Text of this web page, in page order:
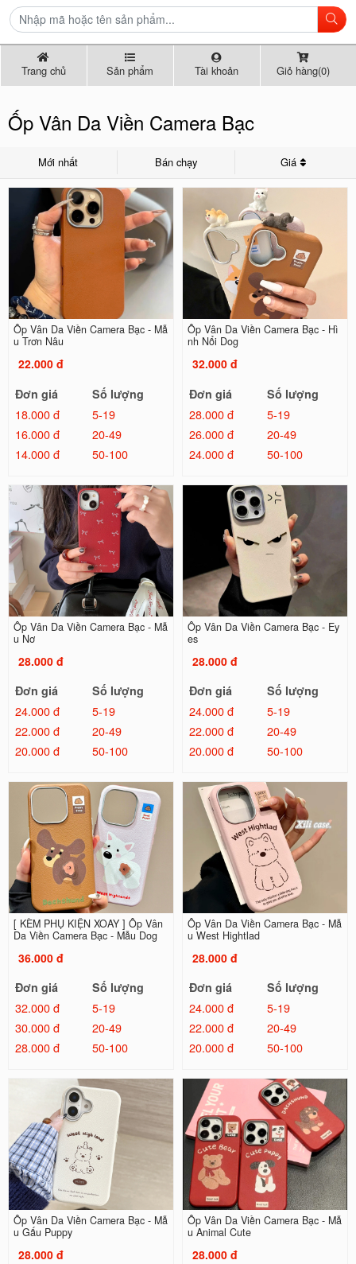
Trang chủ Sản phẩm Tài khoản Giỏ hàng(0)
Ốp Vân Da Viền Camera Bạc
Mới nhất Bán chạy Giá
Ốp Vân Da Viền Camera Bạc - Mẫ
u Trơn Nâu
22.000 đ
Đơn giá
Số lượng
18.000 đ
5-19
16.000 đ
20-49
14.000 đ
50-100
Ốp Vân Da Viền Camera Bạc - Hì
nh Nổi Dog
32.000 đ
Đơn giá
Số lượng
28.000 đ
5-19
26.000 đ
20-49
24.000 đ
50-100
Ốp Vân Da Viền Camera Bạc - Mẫ
u Nơ
28.000 đ
Đơn giá
Số lượng
24.000 đ
5-19
22.000 đ
20-49
20.000 đ
50-100
Ốp Vân Da Viền Camera Bạc - Ey
es
28.000 đ
Đơn giá
Số lượng
24.000 đ
5-19
22.000 đ
20-49
20.000 đ
50-100
[ KÈM PHỤ KIỆN XOAY ] Ốp Vân
Da Viền Camera Bạc - Mẫu Dog
36.000 đ
Đơn giá
Số lượng
32.000 đ
5-19
30.000 đ
20-49
28.000 đ
50-100
Ốp Vân Da Viền Camera Bạc - Mẫ
u West Hightlad
28.000 đ
Đơn giá
Số lượng
24.000 đ
5-19
22.000 đ
20-49
20.000 đ
50-100
Ốp Vân Da Viền Camera Bạc - Mẫ
u Gấu Puppy
28.000 đ
Ốp Vân Da Viền Camera Bạc - Mẫ
u Animal Cute
28.000 đ